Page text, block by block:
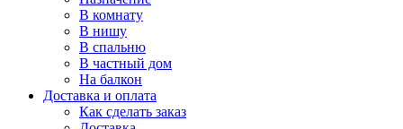
В комнату
В нишу
В спальню
В частный дом
На балкон
Доставка и оплата
Как сделать заказ